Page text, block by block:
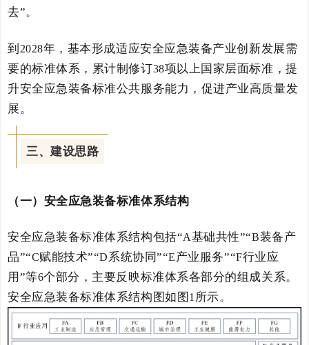
去”。
到 2028年， 基本形成适应安全应急装备产业创新发展需
要的标准体系，累计制修订38项以上国家层面标准，提
升安全应急装备标准公共服务能力，促进产业高质量发
展。
三、建设思路
（一）安全应急装备标准体系结构
安全应急装备标准体系结构包括“A基础共性”“B装备产
品”“C赋能技术”“D系统协同”“E产业服务”“F行业应
用 ”等6个部分，主要反映标准体系各部分的组成关系。
安全应急装备标准体系结构图如图 1 所示。